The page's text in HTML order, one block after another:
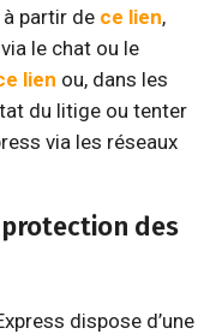
partir de ce lien,
le chat ou le
lien ou, dans les
du litige ou tenter
via les réseaux
des
dispose d’une